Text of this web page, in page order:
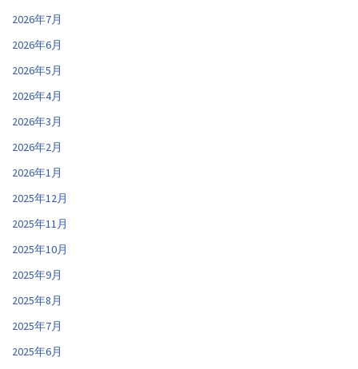
2026年7月
2026年6月
2026年5月
2026年4月
2026年3月
2026年2月
2026年1月
2025年12月
2025年11月
2025年10月
2025年9月
2025年8月
2025年7月
2025年6月